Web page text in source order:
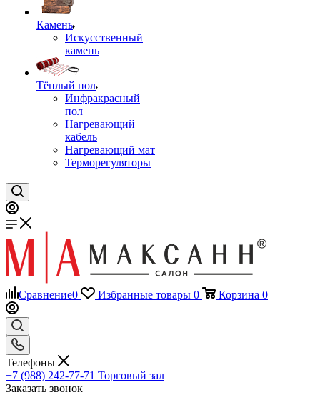
Камень
Искусственный
камень
Тёплый пол
Инфракрасный
пол
Нагревающий
кабель
Нагревающий мат
Терморегуляторы
Сравнение0 Избранные товары 0 Корзина 0
Телефоны
+7 (988) 242-77-71 Торговый зал
Заказать звонок